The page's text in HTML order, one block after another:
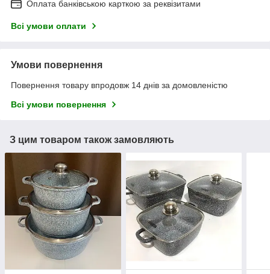
Оплата банківською карткою за реквізитами
Всі умови оплати
Умови повернення
Повернення товару впродовж 14 днів за домовленістю
Всі умови повернення
З цим товаром також замовляють